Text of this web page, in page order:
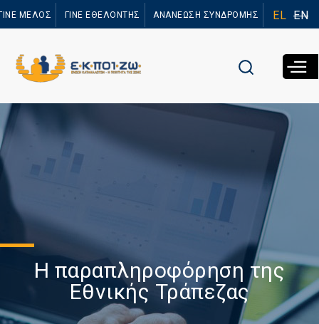
προς το
ΜΕΛΟΣ ΓΙΝΕ ΕΘΕΛΟΝΤΗΣ ΑΝΑΝΕΩΣΗ ΣΥΝΔΡΟΜΗΣ EL EN
Η παραπληροφόρηση της
Εθνικής Τράπεζας